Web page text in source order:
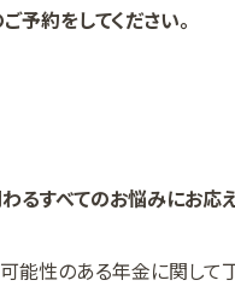
予約をしてください。
るすべてのお悩みにお応え
能性のある年金に関して